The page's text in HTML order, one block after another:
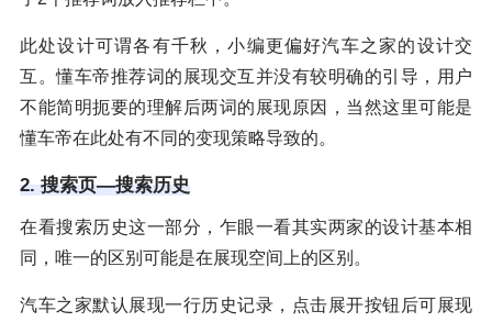
此处设计可谓各有千秋，小编更偏好汽车之家的设计交
互。懂车帝推荐词的展现交互并没有较明确的引导，用户
不能简明扼要的理解后两词的展现原因，当然这里可能是
懂车帝在此处有不同的变现策略导致的。
2. 搜索页—搜索历史
在看搜索历史这一部分，乍眼一看其实两家的设计基本相
同，唯一的区别可能是在展现空间上的区别。
汽车之家默认展现一行历史记录，点击展开按钮后可展现